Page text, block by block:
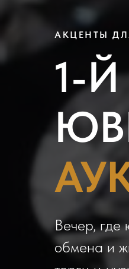
АКЦЕНТЫ
1-
Вечер, где
обмена и